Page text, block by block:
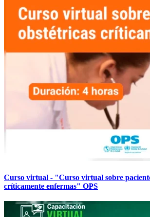
Curso virtual - "Curso virtual sobre
críticamente enfermas" OPS